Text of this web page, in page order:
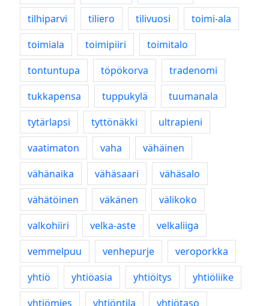
tilhiparvi
tiliero tilivuosi
toimi-ala
toimiala
toimipiiri
toimitalo
tontuntupa
töpökorva
tradenomi
tukkapensa
tuppukylä
tuumanala
tytärlapsi
tyttönäkki
ultrapieni
vaatimaton
vaha
vähäinen
vähänaika
vähäsaari
vähäsalo
vähätöinen
väkänen
välikoko
valkohiiri
velka-aste
velkaliiga
vemmelpuu
venhepurje
veroporkka
yhtiö
yhtiöasia yhtiöitys
yhtiöliike
yhtiömies
yhtiöntila yhtiötaso